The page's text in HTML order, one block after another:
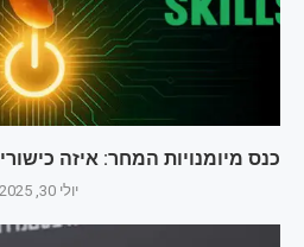
כנס מיומנויות המחר: איזה
יולי 30, 2025